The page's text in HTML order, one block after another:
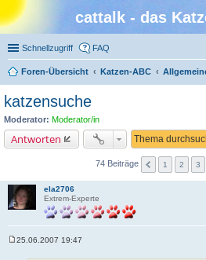
cattalk - das
Schnellzugriff FAQ
Foren-Übersicht Katzen-ABC
katzensuche
Moderator: Moderator/in
Antworten
74 Beiträge 1 2 3
ela2706
Extrem-Experte
25.06.2007 19:47